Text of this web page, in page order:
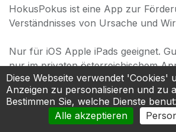
HokusPokus ist eine App zur
Verständnisses von Ursache und
Nur für iOS Apple iPads geeignet.
nur im privaten österreichischem
eingelöst werden. Nicht geeignet für
Geht in das Eigentum der Apple-ID
über.
Diese Webseite verwendet 'Cookies'
Anzeigen zu personalisieren und zu
Bestimmen Sie, welche Dienste
Alle akzeptieren